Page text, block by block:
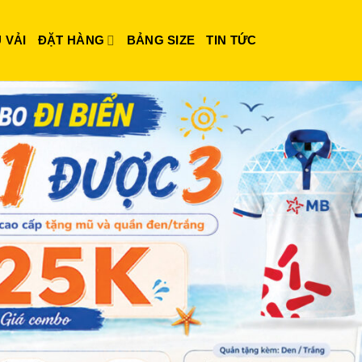
VẢI ĐẶT HÀNG BẢNG SIZE TIN TỨC